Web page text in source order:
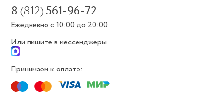
8(812) 561-96-72
Ежедневно с 10:00 до 20:00
Или пишите в мессенджеры
Принимаем к оплате: